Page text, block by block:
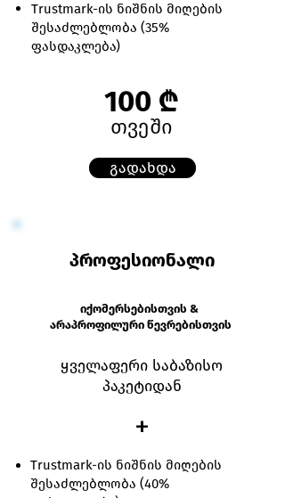
Trustmark-ის ნიშნის მიღების
შესაძლებლობა (35%
ფასდაკლება)
100 ₾
თვეში
გადახდა
პროფესიონალი
იქომერსებისთვის &
არაპროფილური წევრებისთვის
ყველაფერი საბაზისო
პაკეტიდან
+
Trustmark-ის ნიშნის მიღების
შესაძლებლობა (40%